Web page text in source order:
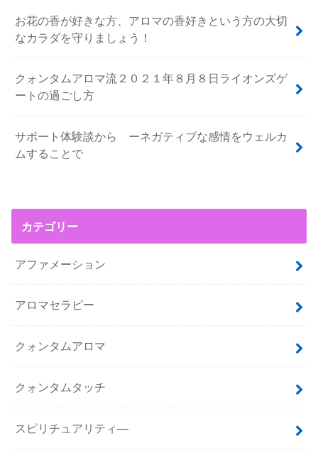
お花の香が好きな方、アロマの香好きという方の大切
なカラダを守りましょう！
クォンタムアロマ流２０２１年８月８日ライオンズゲ
ートの過ごし方
サポート体験談から ーネガティブな感情をウェルカ
ムすることで
カテゴリー
アファメーション
アロマセラピー
クォンタムアロマ
クォンタムタッチ
スピリチュアリティ―